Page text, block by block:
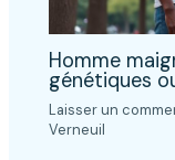
Homme
génétiques
Laisser un
Verneuil